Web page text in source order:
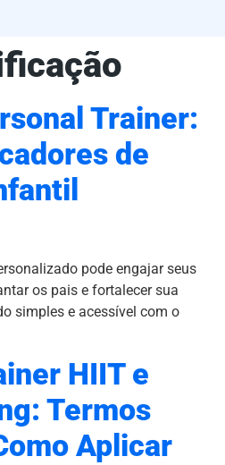
Trainer:
de
pode engajar seus
os pais e fortalecer sua
simples e acessível com o
HIIT e
Termos
Aplicar